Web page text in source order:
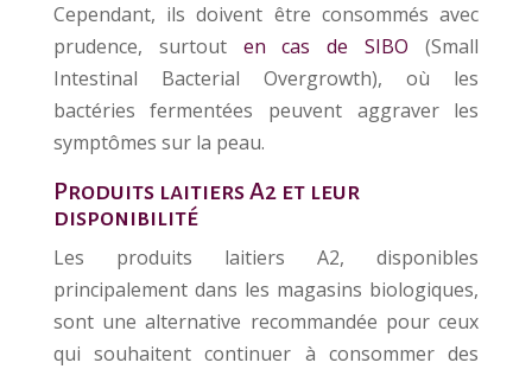
Cependant, ils doivent être consommés avec
prudence, surtout en cas de SIBO (Small
Intestinal Bacterial Overgrowth), où les
bactéries fermentées peuvent aggraver les
symptômes sur la peau.
Produits laitiers A2 et leur
disponibilité
Les produits laitiers A2, disponibles
principalement dans les magasins biologiques,
sont une alternative recommandée pour ceux
qui souhaitent continuer à consommer des